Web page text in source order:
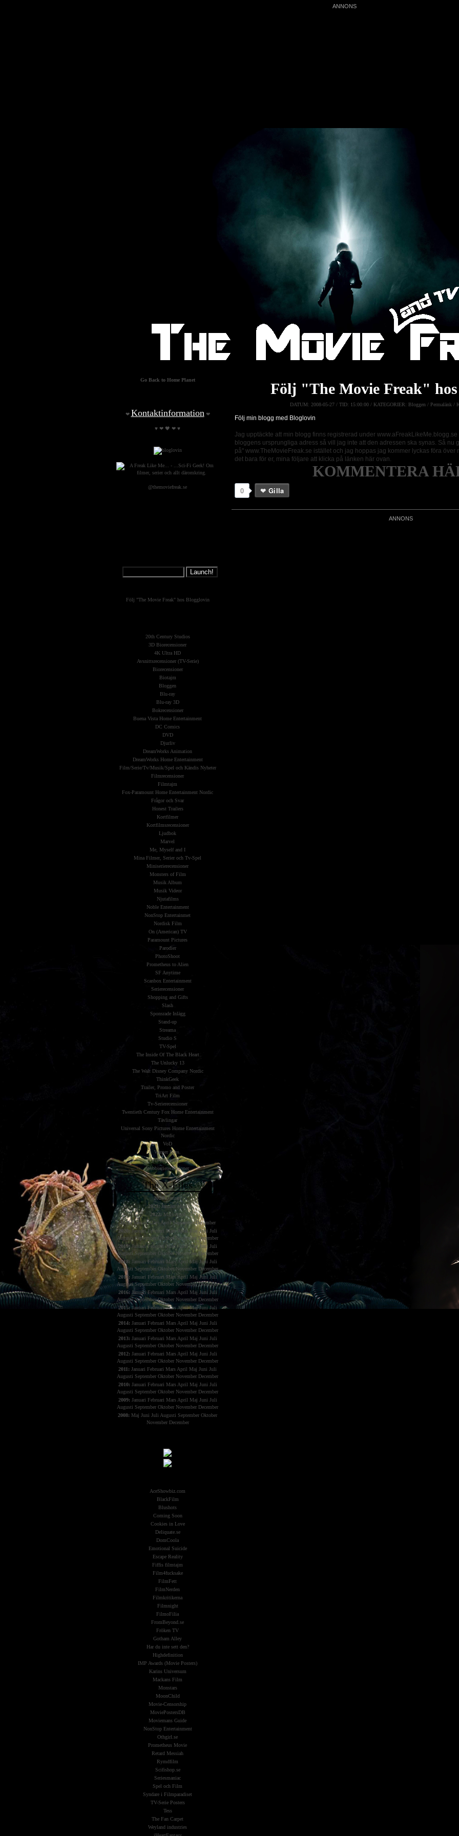
Följ "The Movie Freak"
DATUM: 2008-05-27 / TID: 15:00:00 / KATEGORIER: Bloggen / Permalänk /
Följ min blogg med Bloglovin
Jag upptäckte att min blogg finns registrerad under
bloggens ursprungliga adress så vill jag inte att den adressen ska synas. Så nu
på" www.TheMovieFreak.se istället och jag hoppas jag kommer lyckas föra
det bara för er, mina följare att klicka på länken här ovan.
KOMMENTERA
0 Gilla
Go Back to Home Planet
❤ Kontaktinformation ❤
♥ ❤ 🖤 ❤ ♥
@themoviefreak.se
Följ "The Movie Freak" hos Blogglovin
20th Century Studios
3D Biorecensioner
4K Ultra HD
Avsnittsrecensioner (TV-Serie)
Biorecensioner
Biotajm
Bloggen
Blu-ray
Blu-ray 3D
Bokrecensioner
Buena Vista Home Entertainment
DC Comics
DVD
Djurliv
DreamWorks Animation
DreamWorks Home Entertainment
Film/Serie/Tv/Musik/Spel och Kändis Nyheter
Filmrecensioner
Filmtajm
Fox-Paramount Home Entertainment Nordic
Frågor och Svar
Honest Trailers
Kortfilmer
Kortfilmsrecensioner
Ljudbok
Marvel
Me, Myself and I
Mina Filmer, Serier och Tv-Spel
Miniserierecensioner
Monsters of Film
Musik Album
Musik Videor
Njutafilms
Noble Entertainment
NonStop Entertainmet
Nordisk Film
On (American) TV
Paramount Pictures
Parodier
PhotoShoot
Prometheus to Alien
SF Anytime
Scanbox Entertainment
Serierecensioner
Shopping and Gifts
Slash
Sponsrade Inlägg
Stand-up
Streama
Studio S
TV-Spel
The Inside Of The Black Heart
The Unlucky 13
The Walt Disney Company Nordic
ThinkGeek
Trailer, Promo and Poster
TriArt Film
Tv-Serierecensioner
Twentieth Century Fox Home Entertainment
Tävlingar
Universal Sony Pictures Home Entertainment
Nordic
VoD
Warner Bros.
Webbserier
Webbserierecensioner
The X-Files
2024: Januari
2023: Januari Mars
2022: Mars April
2021: Januari Mars April September December
2020: Januari Februari MarsApril Maj Juni Juli
Augusti September Oktober November
December
2019: Januari Februari Mars April Maj Juni Juli
Augusti September Oktober November
December
2018: Januari Februari Mars April Maj Juni Juli
Augusti September Oktober November December
2017: Januari Februari MarsApril Maj Juni Juli
Augusti September Oktober November December
2016: Januari Februari Mars April Maj Juni Juli
Augusti September Oktober November December
2015: Januari Februari Mars April Maj Juni Juli
Augusti September Oktober November December
2014: Januari Februari Mars April Maj Juni Juli
Augusti September Oktober November December
2013: Januari Februari Mars April Maj Juni Juli
Augusti September Oktober November December
2012: Januari Februari Mars April Maj Juni Juli
Augusti September Oktober November December
2011: Januari Februari Mars April Maj Juni Juli
Augusti September Oktober November December
2010: Januari Februari Mars April Maj Juni Juli
Augusti September Oktober November December
2009: Januari Februari Mars April Maj Juni Juli
Augusti September Oktober November December
2008: Maj Juni Juli Augusti September Oktober
November December
AceShowbiz.com
BlackFilm
Blushots
Coming Soon
Cookies in Love
Deliquate.se
DomCoola
Emotional Suicide
Escape Reality
Fiffis filmtajm
Film4fucksake
FilmFett
FilmNerden
Filmkritikerna
Filmnight
FilmoFilia
FromBeyond.se
Fröken TV
Gotham Alley
Har du inte sett den?
Highdefinition
IMP Awards (Movie Posters)
Karins Universum
Mackans Film
Monstars
MoonChild
Movie-Censorship
MoviePostersDB
Moviemans Guide
NonStop Entertainment
Othgirl.se
Prometheus Movie
Retard Messiah
Rymdfilm
Scifishop.se
Seriesmaniac
Spel och Film
Syndare i Filmparadiset
TV-Serie Posters
Tess
The Fan Carpet
Weyland industries